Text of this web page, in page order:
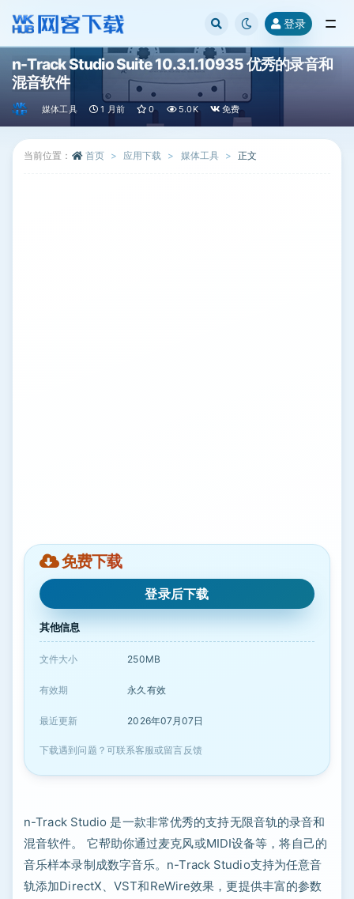
登录
n-Track Studio Suite 10.3.1.10935 优秀的录音和
混音软件
媒体工具 1 月前 0 5.0K 免费
当前位置： 首页 应用下载 媒体工具 正文
免费下载
登录后下载
其他信息
文件大小 250MB
有效期 永久有效
最近更新 2026年07月07日
下载遇到问题？可联系客服或留言反馈
n-Track Studio 是一款非常优秀的支持无限音轨的录音和
混音软件。 它帮助你通过麦克风或MIDI设备等，将自己的
音乐样本录制成数字音乐。n-Track Studio支持为任意音
轨添加DirectX、VST和ReWire效果，更提供丰富的参数
全部